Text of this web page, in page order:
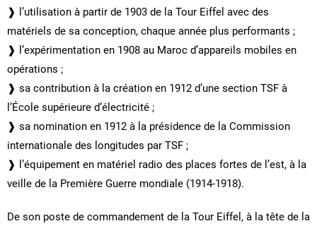
❱ l’utilisation à partir de 1903 de la Tour Eiffel avec des
matériels de sa conception, chaque année plus performants ;
❱ l’expérimentation en 1908 au Maroc d’appareils mobiles en
opérations ;
❱ sa contribution à la création en 1912 d’une section TSF à
l’École supérieure d’électricité ;
❱ sa nomination en 1912 à la présidence de la Commission
internationale des longitudes par TSF ;
❱ l’équipement en matériel radio des places fortes de l’est, à la
veille de la Première Guerre mondiale (1914-1918).
De son poste de commandement de la Tour Eiffel, à la tête de la